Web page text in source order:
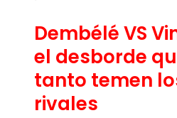
Dembélé VS
el desborde
tanto temen
rivales